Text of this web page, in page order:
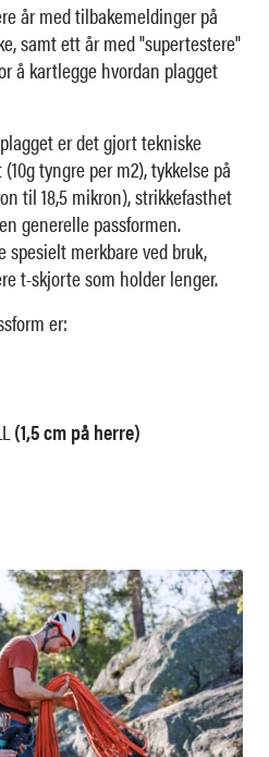
år med tilbakemeldinger på
samt ett år med "supertestere"
å kartlegge hvordan plagget
er det gjort tekniske
tyngre per m2), tykkelse på
til 18,5 mikron), strikkefasthet
generelle passformen.
spesielt merkbare ved bruk,
t-skjorte som holder lenger.
er:
(1,5 cm på herre)